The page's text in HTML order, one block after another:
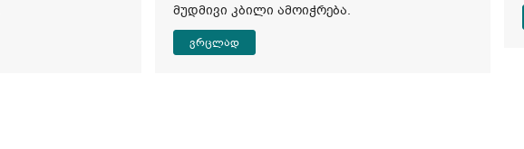
მუდმივი კბილი ამოიჭრება.
ვრცლად